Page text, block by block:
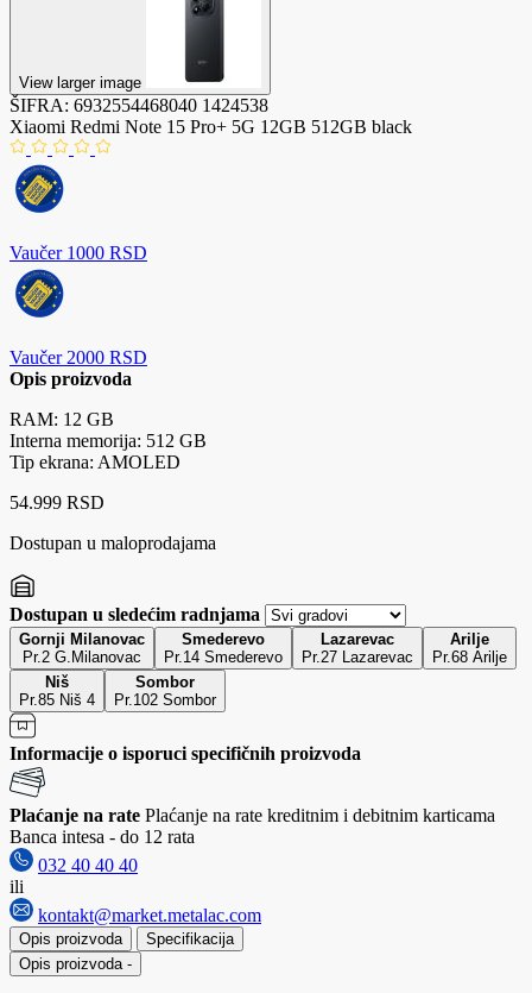
View larger image
ŠIFRA: 6932554468040 1424538
Xiaomi Redmi Note 15 Pro+ 5G 12GB 512GB black
Vaučer 1000 RSD
Vaučer 2000 RSD
Opis proizvoda
RAM: 12 GB
Interna memorija: 512 GB
Tip ekrana: AMOLED
54.999 RSD
Dostupan u maloprodajama
Dostupan u sledećim radnjama
Gornji Milanovac
Pr.2 G.Milanovac
Smederevo
Pr.14 Smederevo
Lazarevac
Pr.27 Lazarevac
Arilje
Pr.68 Arilje
Niš
Pr.85 Niš 4
Sombor
Pr.102 Sombor
Informacije o isporuci specifičnih proizvoda
Plaćanje na rate Plaćanje na rate kreditnim i debitnim karticama
Banca intesa - do 12 rata
032 40 40 40
ili
kontakt@market.metalac.com
Opis proizvoda
Specifikacija
Opis proizvoda -